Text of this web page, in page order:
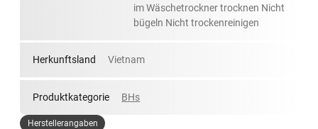
im Wäschetrockner trocknen Nicht
bügeln Nicht trockenreinigen
Herkunftsland Vietnam
Produktkategorie BHs
Herstellerangaben